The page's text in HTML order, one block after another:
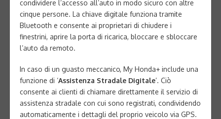
condividere l’accesso all’auto in modo sicuro con altre
cinque persone. La chiave digitale funziona tramite
Bluetooth e consente ai proprietari di chiudere i
finestrini, aprire la porta di ricarica, bloccare e sbloccare
l’auto da remoto.
In caso di un guasto meccanico, My Honda+ include una
funzione di ‘Assistenza Stradale Digitale’. Ciò
consente ai clienti di chiamare direttamente il servizio di
assistenza stradale con cui sono registrati, condividendo
automaticamente i dettagli del proprio veicolo via GPS.